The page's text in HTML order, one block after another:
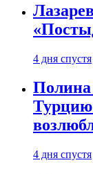
4 дня спустя
Полина
4 дня спустя